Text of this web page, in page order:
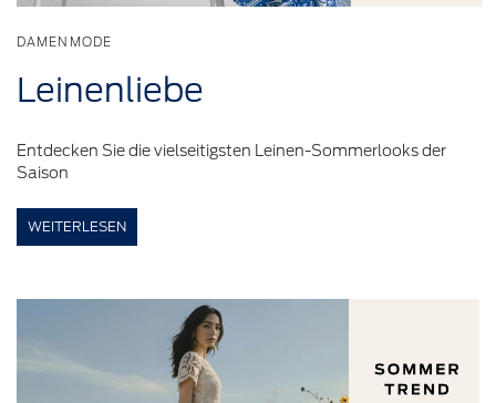
DAMENMODE
Leinenliebe
Entdecken Sie die vielseitigsten Leinen-Sommerlooks der
Saison
WEITERLESEN